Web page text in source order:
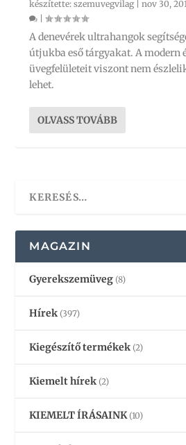
készítette:szemuvegvilag |nov 30,
|
A denevérek ultrahangok
útjukba eső tárgyakat. A modern
üvegfelületeit viszont nem
lehet.
OLVASS TOVÁBB
MAGAZIN
Gyerekszemüveg (8)
Hírek (397)
Kiegészítő termékek (2)
Kiemelt hírek (2)
KIEMELT ÍRÁSAINK(10)